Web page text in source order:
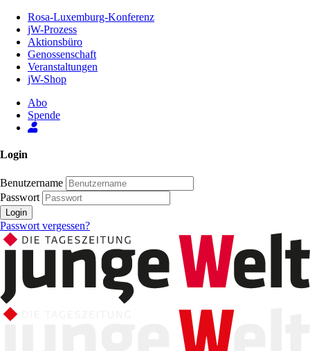
Inhalt
Seite
Rosa-Luxemburg-Konferenz
jW-Prozess
Aktionsbüro
Genossenschaft
Veranstaltungen
jW-Shop
Abo
Spende
Login
Benutzername
Passwort
Login
Passwort vergessen?